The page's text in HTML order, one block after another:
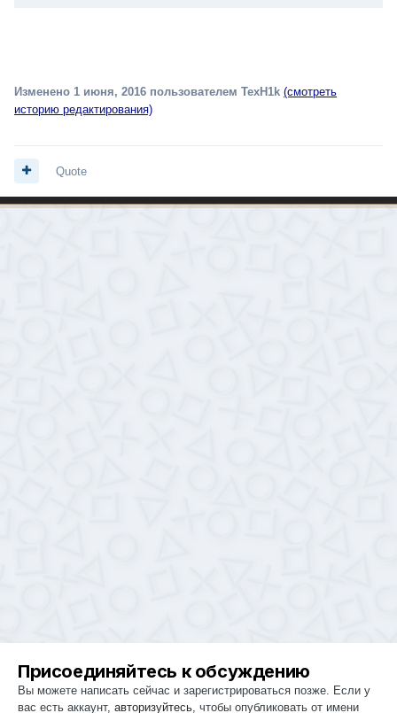
Изменено 1 июня, 2016 пользователем TexH1k (смотреть
историю редактирования)
Quote
Присоединяйтесь к обсуждению
Вы можете написать сейчас и зарегистрироваться позже. Если у
вас есть аккаунт, авторизуйтесь , чтобы опубликовать от имени